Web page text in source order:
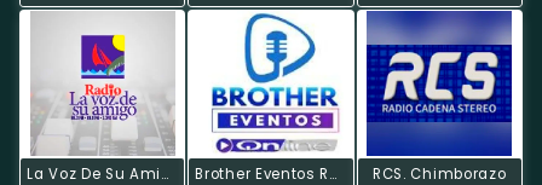
La Voz De Su Amigo Brother Eventos Radio Online RCS. Chimborazo